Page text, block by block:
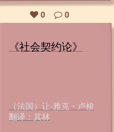
0 0
《社会契约论》
（法国）让-雅克・卢梭
翻译：其林